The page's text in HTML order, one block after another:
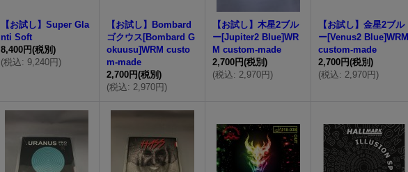
【お試し】Super Gla
nti Soft
8,400円(税別)
(税込: 9,240円)
【お試し】Bombard
ゴクウス[Bombard G
okuusu]WRM custo
m-made
2,700円(税別)
(税込: 2,970円)
【お試し】木星2ブル
ー[Jupiter2 Blue]WR
M custom-made
2,700円(税別)
(税込: 2,970円)
【お試し】金星2ブル
ー[Venus2 Blue]WRM
custom-made
2,700円(税別)
(税込: 2,970円)